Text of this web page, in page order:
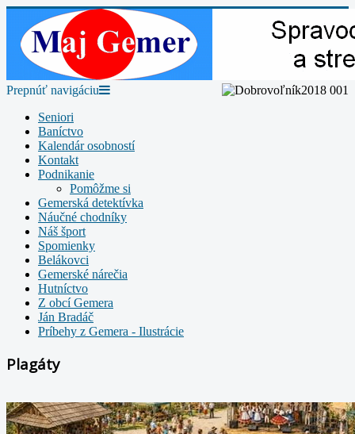
Prepnúť navigáciu
Seniori
Baníctvo
Kalendár osobností
Kontakt
Podnikanie
Pomôžme si
Gemerská detektívka
Náučné chodníky
Náš šport
Spomienky
Belákovci
Gemerské nárečia
Hutníctvo
Z obcí Gemera
Ján Bradáč
Príbehy z Gemera - Ilustrácie
Plagáty